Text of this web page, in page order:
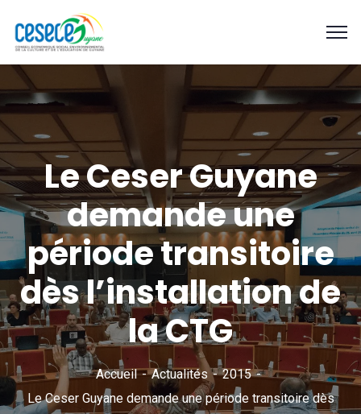
Le Ceser Guyane
demande une
période transitoire
dès l’installation de
la CTG
Accueil Actualités
2015
Le Ceser Guyane demande une période transitoire dès